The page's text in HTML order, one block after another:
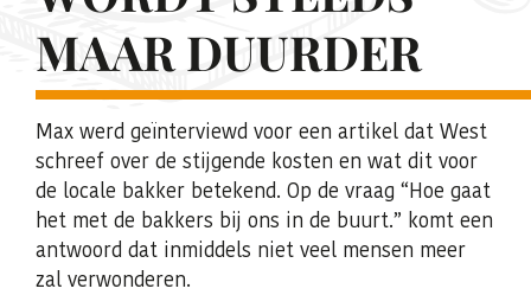
MAAR DUURDER
Max werd geïnterviewd voor een artikel dat West
schreef over de stijgende kosten en wat dit voor
de locale bakker betekend. Op de vraag “Hoe gaat
het met de bakkers bij ons in de buurt.” komt een
antwoord dat inmiddels niet veel mensen meer
zal verwonderen.